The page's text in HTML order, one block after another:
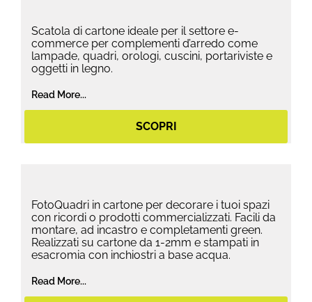
Scatola di cartone ideale per il settore e-
commerce per complementi d’arredo come
lampade, quadri, orologi, cuscini, portariviste e
oggetti in legno.
Read More...
SCOPRI
FotoQuadri in cartone per decorare i tuoi spazi
con ricordi o prodotti commercializzati. Facili da
montare, ad incastro e completamenti green.
Realizzati su cartone da 1-2mm e stampati in
esacromia con inchiostri a base acqua.
Read More...